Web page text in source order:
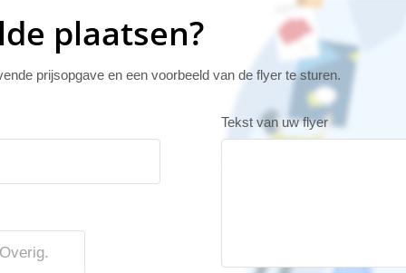
plaatsen?
prijsopgave en een voorbeeld van de flyer te sturen.
Overig.
Tekst van uw flyer